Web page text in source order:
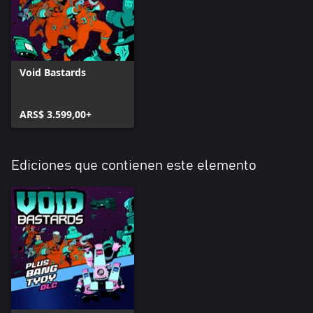
Void Bastards
ARS$ 3.599,00+
Ediciones que contienen este elemento